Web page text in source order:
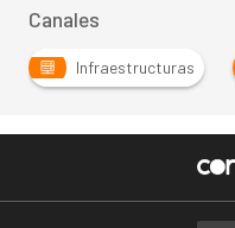
Canales
Infraestructuras